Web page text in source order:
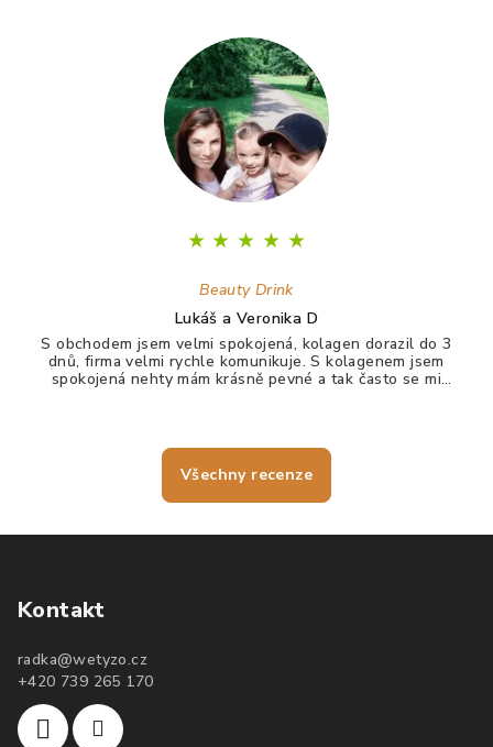
★ ★ ★ ★ ★
Beauty Drink
Lukáš a Veronika D
S obchodem jsem velmi spokojená, kolagen dorazil do 3
dnů, firma velmi rychle komunikuje. S kolagenem jsem
spokojená nehty mám krásně pevné a tak často se mi
Všechny recenze
Kontakt
radka@wetyzo.cz
+420 739 265 170